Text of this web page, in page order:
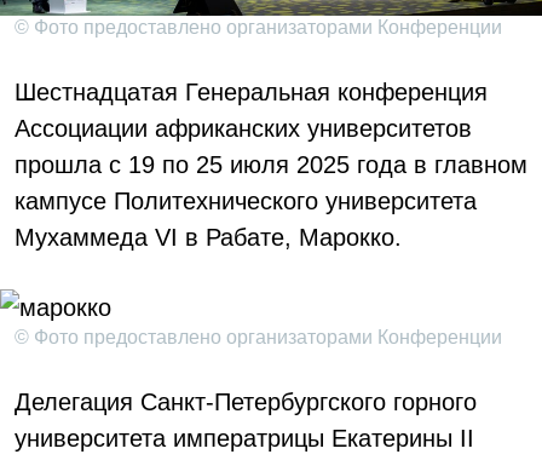
© Фото предоставлено организаторами Конференции
Шестнадцатая Генеральная конференция
Ассоциации африканских университетов
прошла с 19 по 25 июля 2025 года в главном
кампусе Политехнического университета
Мухаммеда VI в Рабате, Марокко.
© Фото предоставлено организаторами Конференции
Делегация Санкт-Петербургского горного
университета императрицы Екатерины II